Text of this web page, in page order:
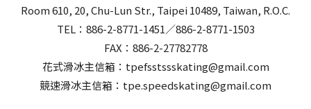
Room 610, 20, Chu-Lun Str., Taipei 10489, Taiwan, R.O.C.
TEL：886-2-8771-1451／886-2-8771-1503
FAX：886-2-27782778
花式滑冰主信箱：tpefsstssskating@gmail.com
競速滑冰主信箱：tpe.speedskating@gmail.com